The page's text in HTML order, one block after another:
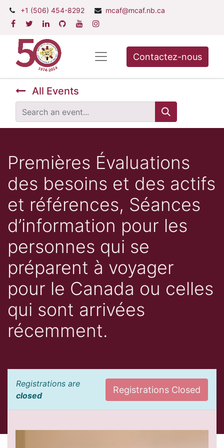
+1 (506) 454-8292 mcaf@mcaf.nb.ca
Contactez-nous
All Events
Premières Évaluations
des besoins et des actifs
et références, Séances
d’information pour les
personnes qui se
préparent à voyager
pour le Canada ou celles
qui sont arrivées
récemment.
Registrations are
closed
Registrations Closed